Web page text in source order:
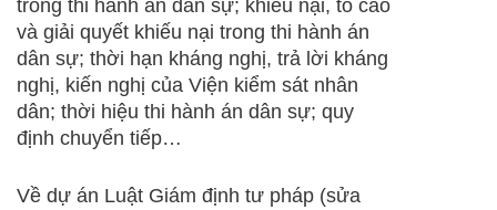
trong thi hành án dân sự; khiếu nại, tố cáo
và giải quyết khiếu nại trong thi hành án
dân sự; thời hạn kháng nghị, trả lời kháng
nghị, kiến nghị của Viện kiểm sát nhân
dân; thời hiệu thi hành án dân sự; quy
định chuyển tiếp…
Về dự án Luật Giám định tư pháp (sửa